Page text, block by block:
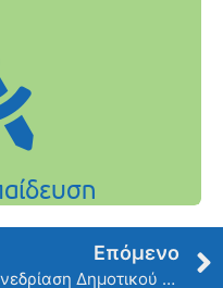
Επόμενο
Συνεδρίαση Δημοτικού Συμβουλίου